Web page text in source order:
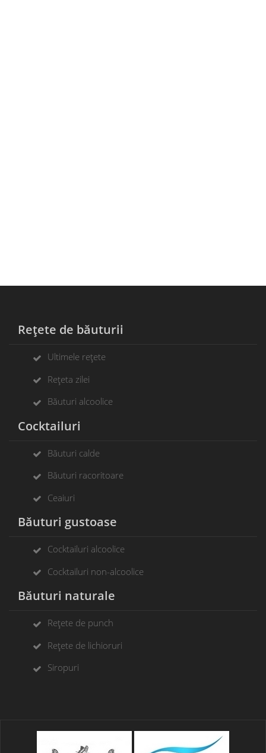
Rețete de băuturii
Ultimele rețete
Rețeta zilei
Băuturi alcoolice
Cocktailuri
Băuturi calde
Băuturi racoritoare
Ceaiuri
Băuturi gustoase
Cocktailuri alcoolice
Cocktailuri non-alcoolice
Băuturi naturale
Rețete de punch
Rețete de lichioruri
Siropuri